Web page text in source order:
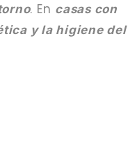
. En casas con
y la higiene del